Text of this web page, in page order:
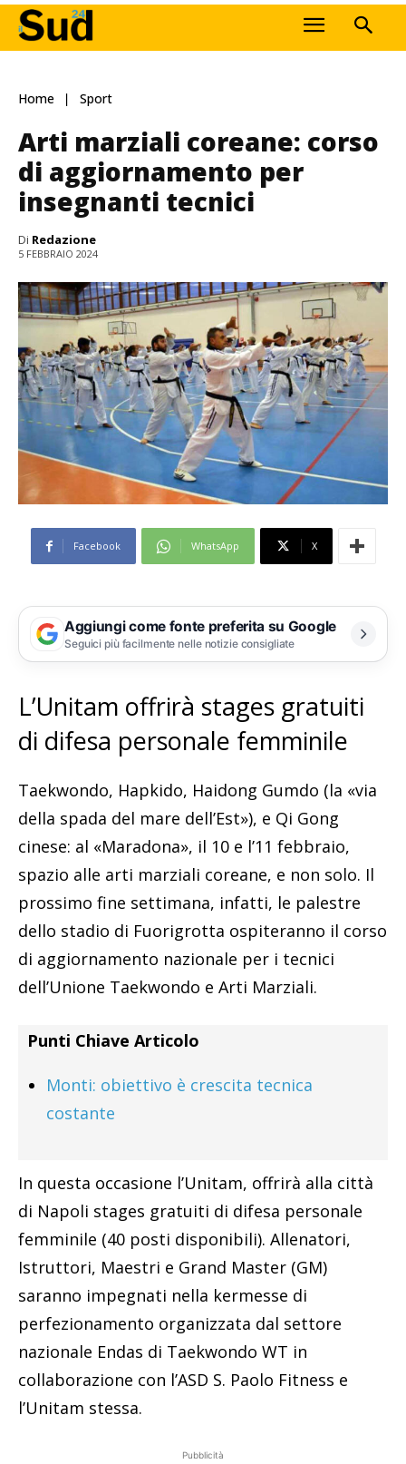
Home Sport
Arti marziali coreane: corso
di aggiornamento per
insegnanti tecnici
Di Redazione
5 FEBBRAIO 2024
Facebook WhatsApp X
Aggiungi come fonte preferita su Google
Seguici più facilmente nelle notizie consigliate
L’Unitam offrirà stages gratuiti
di difesa personale femminile
Taekwondo, Hapkido, Haidong Gumdo (la «via
della spada del mare dell’Est»), e Qi Gong
cinese: al «Maradona», il 10 e l’11 febbraio,
spazio alle arti marziali coreane, e non solo. Il
prossimo fine settimana, infatti, le palestre
dello stadio di Fuorigrotta ospiteranno il corso
di aggiornamento nazionale per i tecnici
dell’Unione Taekwondo e Arti Marziali.
Punti Chiave Articolo
Monti: obiettivo è crescita tecnica
costante
In questa occasione l’Unitam, offrirà alla città
di Napoli stages gratuiti di difesa personale
femminile (40 posti disponibili). Allenatori,
Istruttori, Maestri e Grand Master (GM)
saranno impegnati nella kermesse di
perfezionamento organizzata dal settore
nazionale Endas di Taekwondo WT in
collaborazione con l’ASD S. Paolo Fitness e
l’Unitam stessa.
Pubblicità